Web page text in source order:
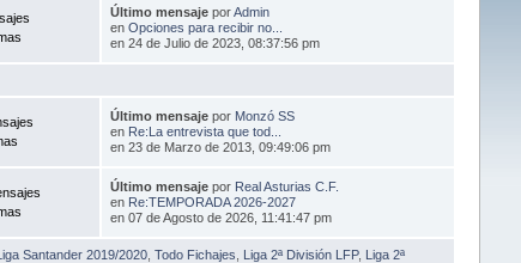
Último mensaje porAdmin
enOpciones para recibir no...
en 24 de Julio de 2023, 08:37:56 pm
Último mensaje por Monzó SS
en Re:La entrevista que tod...
en 23 de Marzo de 2013, 09:49:06 pm
Último mensaje por Real Asturias C.F.
en Re:TEMPORADA 2026-2027
en 07 de Agosto de 2026, 11:41:47 pm
Santander 2019/2020, Todo Fichajes Liga 2ª División LFP, Liga 2ª